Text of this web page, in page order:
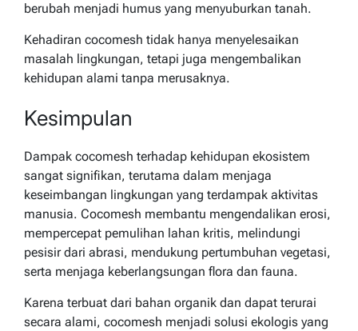
berubah menjadi humus yang menyuburkan tanah.
Kehadiran cocomesh tidak hanya menyelesaikan
masalah lingkungan, tetapi juga mengembalikan
kehidupan alami tanpa merusaknya.
Kesimpulan
Dampak cocomesh terhadap kehidupan ekosistem
sangat signifikan, terutama dalam menjaga
keseimbangan lingkungan yang terdampak aktivitas
manusia. Cocomesh membantu mengendalikan erosi,
mempercepat pemulihan lahan kritis, melindungi
pesisir dari abrasi, mendukung pertumbuhan vegetasi,
serta menjaga keberlangsungan flora dan fauna.
Karena terbuat dari bahan organik dan dapat terurai
secara alami, cocomesh menjadi solusi ekologis yang